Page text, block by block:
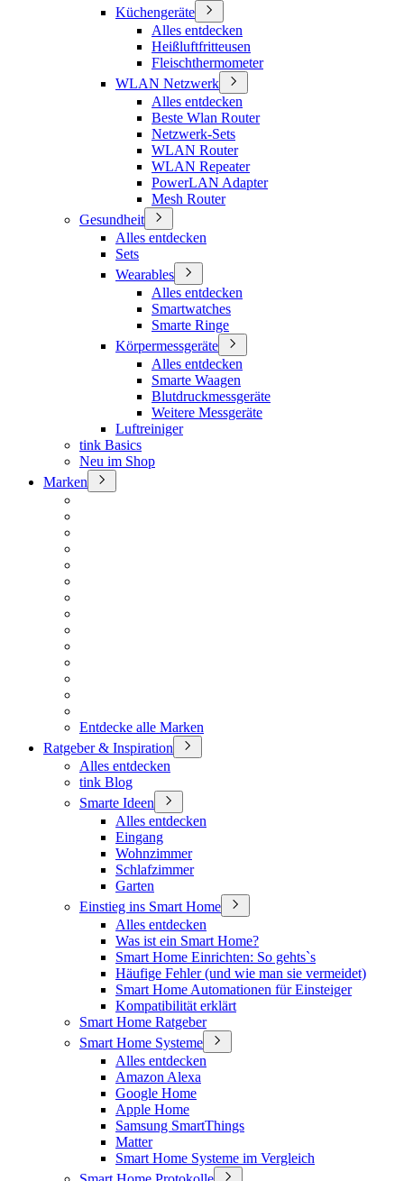
Küchengeräte
Alles entdecken
Heißluftfritteusen
Fleischthermometer
WLAN Netzwerk
Alles entdecken
Beste Wlan Router
Netzwerk-Sets
WLAN Router
WLAN Repeater
PowerLAN Adapter
Mesh Router
Gesundheit
Alles entdecken
Sets
Wearables
Alles entdecken
Smartwatches
Smarte Ringe
Körpermessgeräte
Alles entdecken
Smarte Waagen
Blutdruckmessgeräte
Weitere Messgeräte
Luftreiniger
tink Basics
Neu im Shop
Marken
Entdecke alle Marken
Ratgeber & Inspiration
Alles entdecken
tink Blog
Smarte Ideen
Alles entdecken
Eingang
Wohnzimmer
Schlafzimmer
Garten
Einstieg ins Smart Home
Alles entdecken
Was ist ein Smart Home?
Smart Home Einrichten: So gehts`s
Häufige Fehler (und wie man sie vermeidet)
Smart Home Automationen für Einsteiger
Kompatibilität erklärt
Smart Home Ratgeber
Smart Home Systeme
Alles entdecken
Amazon Alexa
Google Home
Apple Home
Samsung SmartThings
Matter
Smart Home Systeme im Vergleich